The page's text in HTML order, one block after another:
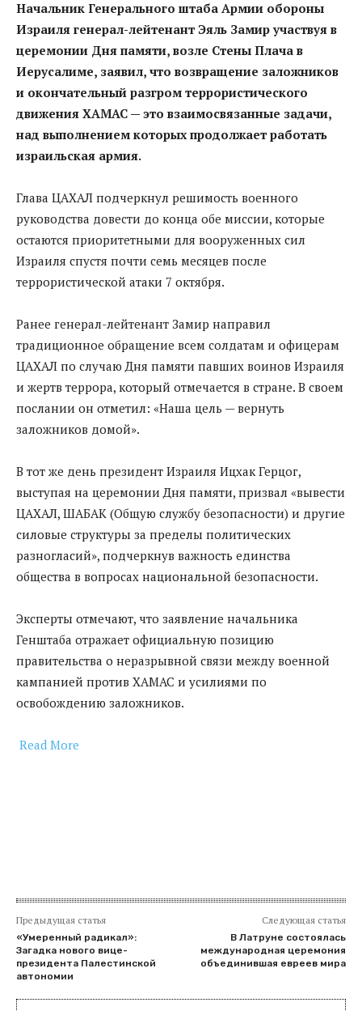
Начальник Генерального штаба Армии обороны
Израиля генерал-лейтенант Эяль Замир участвуя в
церемонии Дня памяти, возле Стены Плача в
Иерусалиме, заявил, что возвращение заложников
и окончательный разгром террористического
движения ХАМАС — это взаимосвязанные задачи,
над выполнением которых продолжает работать
израильская армия.
Глава ЦАХАЛ подчеркнул решимость военного
руководства довести до конца обе миссии, которые
остаются приоритетными для вооруженных сил
Израиля спустя почти семь месяцев после
террористической атаки 7 октября.
Ранее генерал-лейтенант Замир направил
традиционное обращение всем солдатам и офицерам
ЦАХАЛ по случаю Дня памяти павших воинов Израиля
и жертв террора, который отмечается в стране. В своем
послании он отметил: «Наша цель — вернуть
заложников домой».
В тот же день президент Израиля Ицхак Герцог,
выступая на церемонии Дня памяти, призвал «вывести
ЦАХАЛ, ШАБАК (Общую службу безопасности) и другие
силовые структуры за пределы политических
разногласий», подчеркнув важность единства
общества в вопросах национальной безопасности.
Эксперты отмечают, что заявление начальника
Генштаба отражает официальную позицию
правительства о неразрывной связи между военной
кампанией против ХАМАС и усилиями по
освобождению заложников.
Read More
Предыдущая статья
«Умеренный радикал»:
Загадка нового вице-
президента Палестинской
автономии
Следующая статья
В Латруне состоялась
международная церемония
объединившая евреев мира